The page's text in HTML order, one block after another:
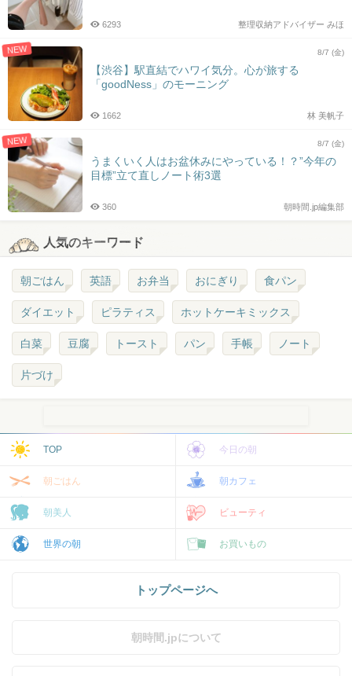
整理収納アドバイザー みほ
6293
NEW 8/7 (金)
【渋谷】駅直結でハワイ気分。心が旅する
「goodNess」のモーニング
林 美帆子
1662
NEW 8/7 (金)
うまくいく人はお盆休みにやっている！？”今年の
目標”立て直しノート術3選
朝時間.jp編集部
360
人気のキーワード
朝ごはん 英語 お弁当 おにぎり 食パン
ダイエット ピラティス ホットケーキミックス
白菜 豆腐 トースト パン 手帳 ノート
片づけ
TOP 今日の朝
朝ごはん 朝カフェ
朝美人 ビューティ
世界の朝 お買いもの
トップページへ
朝時間.jpについて